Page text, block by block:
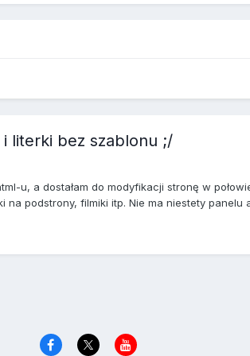
i literki bez szablonu ;/
u, a dostałam do modyfikacji stronę w
podstrony, filmiki itp. Nie ma niestety panelu